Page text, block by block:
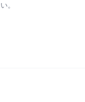
。